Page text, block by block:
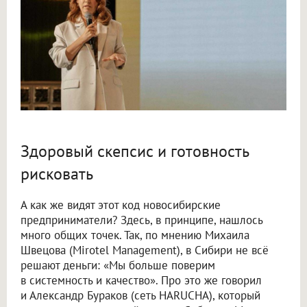
Здоровый скепсис и готовность
рисковать
А как же видят этот код новосибирские
предприниматели? Здесь, в принципе, нашлось
много общих точек. Так, по мнению Михаила
Швецова (Mirotel Management), в Сибири не всё
решают деньги: «Мы больше поверим
в системность и качество». Про это же говорил
и Александр Бураков (сеть HARUCHA), который